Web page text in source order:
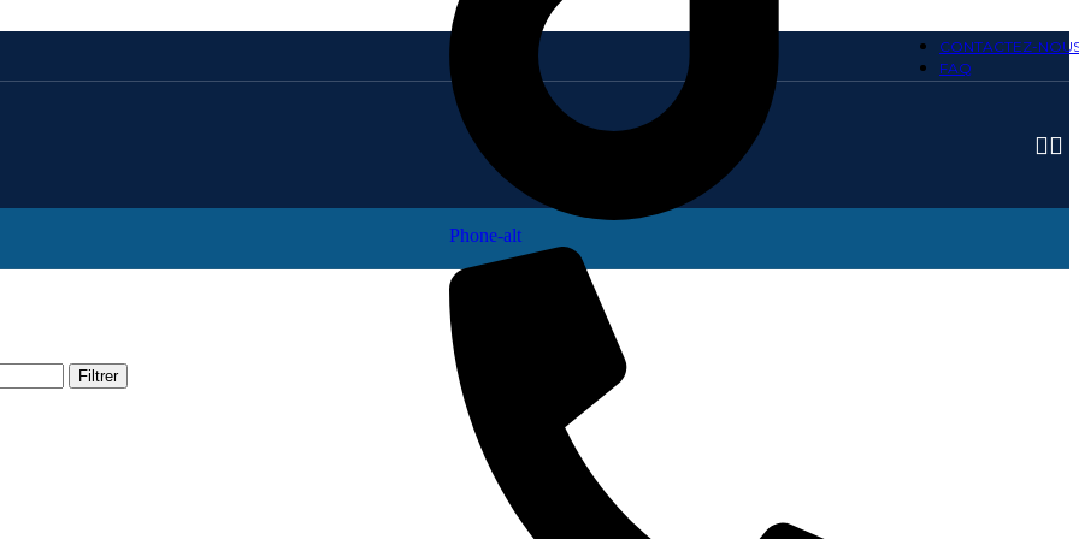
Phone-alt
CONTACTEZ-
FAQ
Filtrer